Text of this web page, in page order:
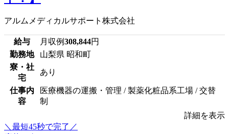
アルムメディカルサポート株式会社
給与 月収例308,844円
勤務地
山梨県 昭和町
寮・社
宅
あり
仕事内
容
医療機器の運搬・管理 / 製薬化粧品系工場 / 交替
制
詳細を表示
＼最短45秒で完了／